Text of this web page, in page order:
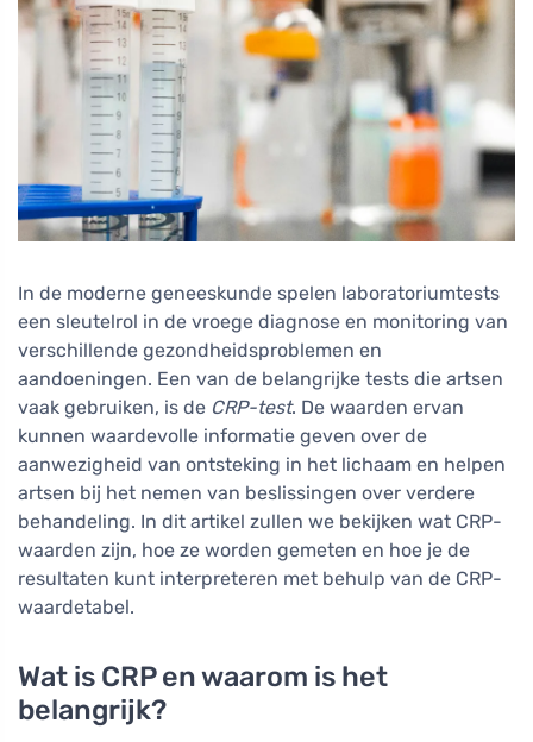
In de moderne geneeskunde spelen laboratoriumtests
een sleutelrol in de vroege diagnose en monitoring van
verschillende gezondheidsproblemen en
aandoeningen. Een van de belangrijke tests die artsen
vaak gebruiken, is de CRP-test. De waarden ervan
kunnen waardevolle informatie geven over de
aanwezigheid van ontsteking in het lichaam en helpen
artsen bij het nemen van beslissingen over verdere
behandeling. In dit artikel zullen we bekijken wat CRP-
waarden zijn, hoe ze worden gemeten en hoe je de
resultaten kunt interpreteren met behulp van de CRP-
waardetabel.
Wat is CRP en waarom is het
belangrijk?